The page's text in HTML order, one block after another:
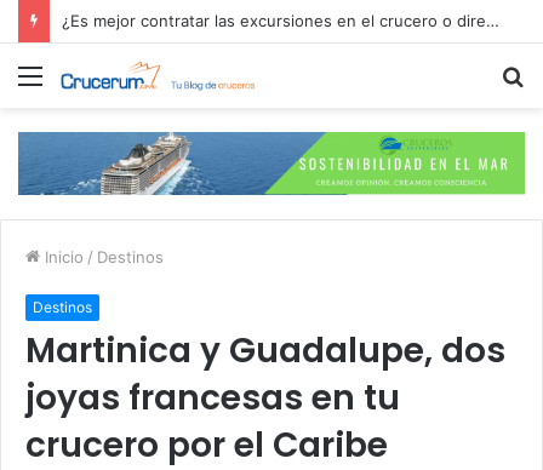
¿Es mejor contratar las excursiones en el crucero o directamente en el puerto?
Menú
Inicio / Destinos
Destinos
Martinica y Guadalupe, dos
joyas francesas en tu
crucero por el Caribe